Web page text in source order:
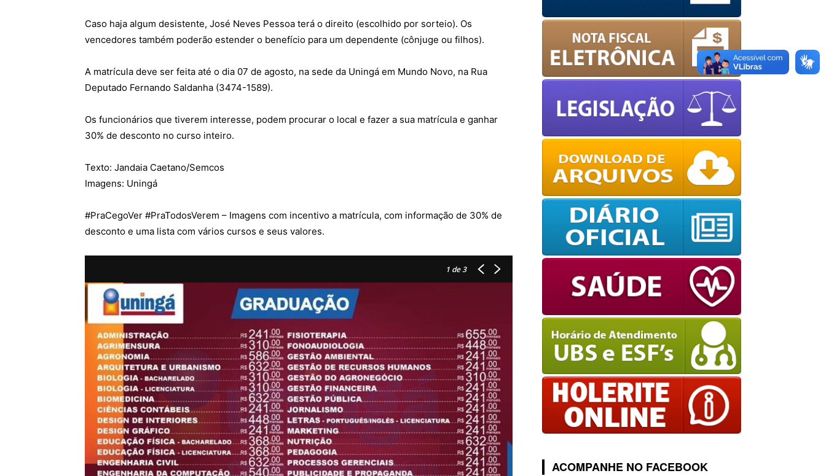
Caso haja algum desistente, José Neves Pessoa terá o direito (escolhido por sorteio). Os
vencedores também poderão estender o benefício para um dependente (cônjuge ou filhos).
A matrícula deve ser feita até o dia 07 de agosto, na sede da Uningá em Mundo Novo, na Rua
Deputado Fernando Saldanha (3474-1589).
Os funcionários que tiverem interesse, podem procurar o local e fazer a sua matrícula e ganhar
30% de desconto no curso inteiro.
Texto: Jandaia Caetano/Semcos
Imagens: Uningá
#PraCegoVer #PraTodosVerem – Imagens com incentivo a matrícula, com informação de 30% de
desconto e uma lista com vários cursos e seus valores.
1 de 3
ACOMPANHE NO FACEBOOK